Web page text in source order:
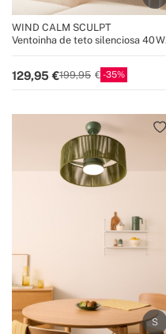
WIND CALM SCULPT
Ventoinha de teto silenciosa 40 W
129,95 199,95 35